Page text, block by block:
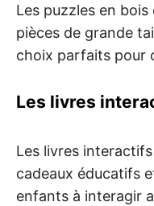
Les puzzles en
pièces de grande
choix parfaits pour
Les livres
Les livres
cadeaux éducatifs
enfants à interagir